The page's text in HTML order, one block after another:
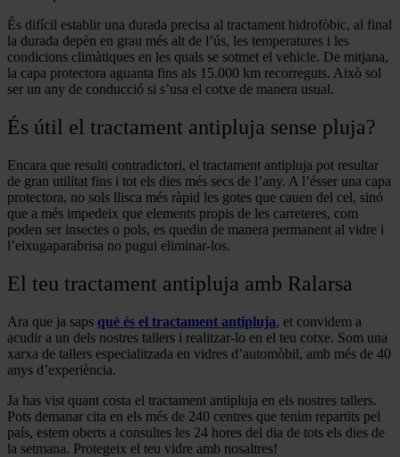
És difícil establir una durada precisa al tractament hidrofòbic, al final
la durada depèn en grau més alt de l’ús, les temperatures i les
condicions climàtiques en les quals se sotmet el vehicle. De mitjana,
la capa protectora aguanta fins als 15.000 km recorreguts. Això sol
ser un any de conducció si s’usa el cotxe de manera usual.
És útil el tractament antipluja sense pluja?
Encara que resulti contradictori, el tractament antipluja pot resultar
de gran utilitat fins i tot els dies més secs de l’any. A l’ésser una capa
protectora, no sols llisca més ràpid les gotes que cauen del cel, sinó
que a més impedeix que elements propis de les carreteres, com
poden ser insectes o pols, es quedin de manera permanent al vidre i
l’eixugaparabrisa no pugui eliminar-los.
El teu tractament antipluja amb Ralarsa
Ara que ja saps què és el tractament antipluja, et convidem a
acudir a un dels nostres tallers i realitzar-lo en el teu cotxe. Som una
xarxa de tallers especialitzada en vidres d’automòbil, amb més de 40
anys d’experiència.
Ja has vist quant costa el tractament antipluja en els nostres tallers.
Pots demanar cita en els més de 240 centres que tenim repartits pel
país, estem oberts a consultes les 24 hores del dia de tots els dies de
la setmana. Protegeix el teu vidre amb nosaltres!